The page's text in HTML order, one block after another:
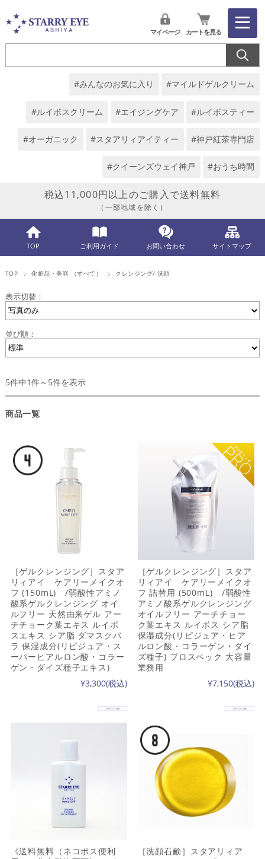
#みんなのお気に入り #マイルドゲルクリーム
#ルイボスクリーム #エイジングケア #ルイボスティー
#オーガニック #スタアリィアイティー #神戸紅茶専門店
#クイーンズウェイ神戸 #おうち時間
マイページ カートを見る
税込11,000円以上のご購入で送料無料
（一部地域を除く）
TOP ご利用ガイド お問い合わせ サイトマップ
TOP 化粧品・美容 （すべて） クレンジング/ 洗顔
表示切替：
並び順：
5件中1件～5件を表示
商品一覧
［ゲルクレンジング］スタア
リィアイ ケアリーメイクオ
フ (150mL) /弱酸性アミノ
酸系ゲルクレンジング オイ
ルフリー 天然由来ゲル アー
チチョーク葉エキス ルイボ
スエキス シア脂 ダマスクバ
ラ 保湿成分(リピジュア・ス
ーパーヒアルロン酸・コラー
ゲン・ダイズ種子エキス)
¥3,300(税込)
［ゲルクレンジング］スタア
リィアイ ケアリーメイクオ
フ 詰替用 (500mL) /弱酸性
アミノ酸系ゲルクレンジング
オイルフリー アーチチョー
ク葉エキス ルイボス シア脂
保湿成分(リピジュア・ヒア
ルロン酸・コラーゲン・ダイ
ズ種子) プロスペック 大容量
業務用
¥7,150(税込)
《送料無料（ネコポス便利
［洗顔石鹸］スタアリィア